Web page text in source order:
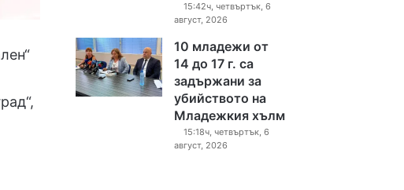
15:42ч, четвъртък, 6
август, 2026
10 младежи от
14 до 17 г. са
задържани за
убийството на
Младежкия хълм
15:18ч, четвъртък, 6
август, 2026